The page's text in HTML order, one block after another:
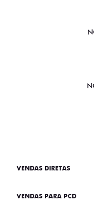
VENDAS DIRETAS
VENDAS PARA PCD